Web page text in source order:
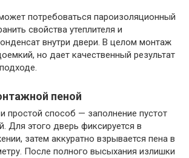
потребоваться пароизоляционный
свойства утеплителя и
внутри двери. В целом монтаж
но дает качественный результат
пеной
простой способ — заполнение пустот
Для этого дверь фиксируется в
затем аккуратно взрывается пена в
После полного высыхания излишки